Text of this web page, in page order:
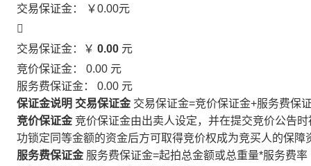
交易保证金：
￥0.00元

交易保证金：￥ 0.00 元
竞价保证金： 0.00 元
服务费保证金： 0.00 元
保证金说明 交易保证金 交易保证金=竞价保证金+服务费保
竞价保证金 竞价保证金由出卖人设定，并在提交竞价公告
功锁定同等金额的资金后方可取得竞价权成为竞买人的保障
服务费保证金 服务费保证金=起拍总金额或总重量*服务费率